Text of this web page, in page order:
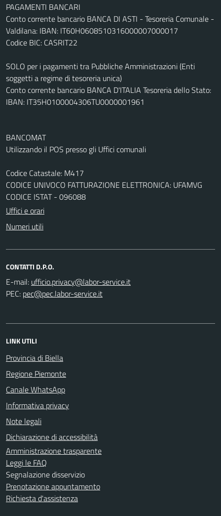
PAGAMENTI BANCARI
Conto corrente bancario BANCA DI ASTI - Tesoreria Comunale -
Valdilana: IBAN: IT60H0608510316000007000017
Codice BIC: CASRIT22
SOLO per i pagamenti tra Pubbliche Amministrazioni (Enti
soggetti a regime di tesoreria unica)
Conto corrente bancario BANCA D'ITALIA Tesoreria dello Stato:
IBAN: IT35H0100004306TU0000001961
BANCOMAT
Utilizzando il POS presso gli Uffici comunali
Codice Catastale: M417
CODICE UNIVOCO FATTURAZIONE ELETTRONICA: UFAMVG
CODICE ISTAT - 096088
Uffici e orari
Numeri utili
CONTATTI D.P.O.
E-mail:
PEC:
LINK UTILI
Provincia di Biella
Regione Piemonte
Canale WhatsApp
Informativa privacy
Note legali
Dichiarazione di accessibilità
Amministrazione trasparente
Leggi le FAQ
Segnalazione disservizio
Prenotazione appuntamento
Richiesta d'assistenza